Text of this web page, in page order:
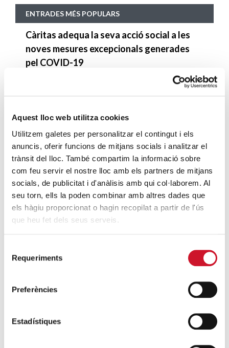
Aquest lloc web utilitza cookies
Utilitzem galetes per personalitzar el contingut i els
anuncis, oferir funcions de mitjans socials i analitzar el
trànsit del lloc. També compartim la informació sobre
com feu servir el nostre lloc amb els partners de mitjans
socials, de publicitat i d'anàlisis amb qui col·laborem. Al
seu torn, ells la poden combinar amb altres dades que
els hàgiu proporcionat o hagin recopilat a partir de l'ús
que heu fet dels seus serveis.
Requeriments
Preferències
Estadístiques
ENTRADES MÉS POPULARS
Càritas adequa la seva acció social a les
noves mesures excepcionals generades
pel COVID-19
d’Advent
SEGUEIX LLEGINT
Descarrega’t el «Qui és qui?, en el portal de
Betlem»
SEGUEIX LLEGINT
4 maneres d’ajudar durant el confinament
del COVID-19
Càritas expressa la seva preocupació per
protecció de la dignitat humana